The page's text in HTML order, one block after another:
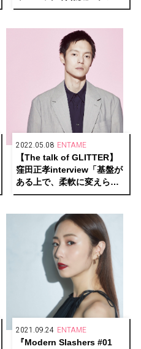
たな気づき、そして仕事へ
2022.05.08 ENTAME
【The talk of GLITTER】
窪田正孝interview「基盤が
ある上で、柔軟に変えられ
るスペースは作っておきた
2021.09.24 ENTAME
『Modern Slashers #01